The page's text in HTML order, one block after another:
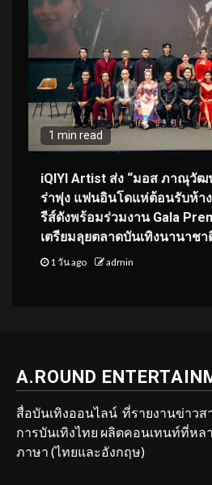
1 min read
iQIYI Artist ส่ง “มอส ภาณุวัฒ
ร่าพุ่ง แฟนอินโดแห่ต้อนรับห้า
รีส์ดังพร้อมร่วมงาน Gala
เตรียมลุยตลาดบันเทิงนานาชา
1 วัน ago admin
A.ROUND
สื่อบันเทิงออนไลน์ ที่รายงานข่าวส
การบันเทิงไทย ผลิตคอนเทนท์ที่ห
ภาษา (ไทยและอังกฤษ)